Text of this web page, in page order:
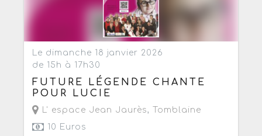
Le dimanche 18 janvier 2026
de 15h à 17h30
FUTURE LÉGENDE CHANTE
POUR LUCIE
L' espace Jean Jaurès,
Tomblaine
10 Euros